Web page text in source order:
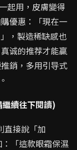
起用，皮膚變得
優惠：「現在一
，製造稀缺感也
诚的推荐才能贏
銷，多用引导式
續往下閱讀)
直接說「加
「這款眼霜保濕